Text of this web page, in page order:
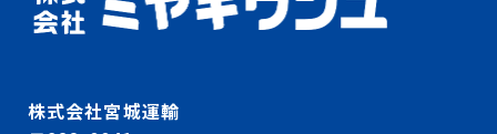
株式会社宮城運輸